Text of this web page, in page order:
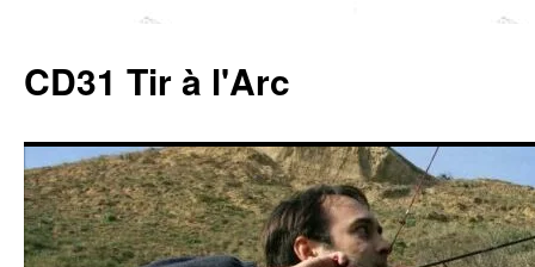
contenu
CD31 Tir à l'Arc